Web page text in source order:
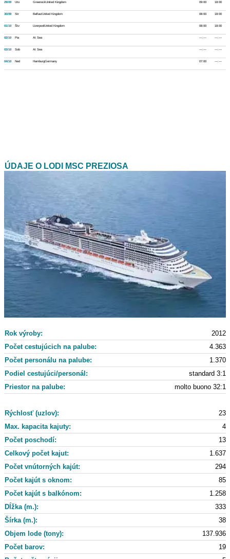
18:00
09:00
29/09 Uto GreenockUnited Kingdom
18:00
08:00
30/09 Str BelfastUnited Kingdom
18:00
08:00
01/10 Štv LiverpoolUnited Kingdom
---:---
---:---
02/10 Pia At Sea
---:---
---:---
03/10 Sob At Sea
---:---
07:00
04/10 Ned HamburgGermany
ÚDAJE O LODI MSC PREZIOSA
Rok výroby:
2012
Počet cestujúcich na palube:
4.363
Počet personálu na palube:
1.370
Podiel cestujúci/personál:
standard 3:1
Priestor na palube:
molto buono 32:1
23
Rýchlosť (uzlov):
4
Max. kapacita kajuty:
Počet poschodí:
13
Celkový počet kajut:
1.637
Počet vnútorných kajút:
294
Počet kajút s oknom:
85
Počet kajút s balkónom:
1.258
Dĺžka (m.):
333
Šírka (m.):
38
Objem lode (tony):
137.936
Počet barov:
19